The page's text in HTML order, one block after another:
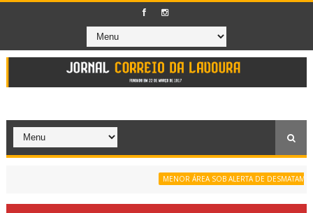
MENOR ÁREA SOB ALERTA DE DESMATAMENTO